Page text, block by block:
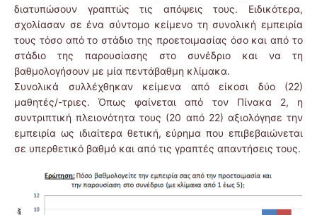
διατυπώσουν γραπτώς τις απόψεις τους. Ειδικότερα,
σχολίασαν σε ένα σύντομο κείμενο τη συνολική εμπειρία
τους τόσο από το στάδιο της προετοιμασίας όσο και από το
στάδιο της παρουσίασης στο συνέδριο και να τη
βαθμολογήσουν με μία πεντάβαθμη κλίμακα.
Συνολικά συλλέχθηκαν κείμενα από είκοσι δύο (22)
μαθητές/-τριες. Όπως φαίνεται από τον Πίνακα 2, η
συντριπτική πλειονότητα τους (20 από 22) αξιολόγησε την
εμπειρία ως ιδιαίτερα θετική, εύρημα που επιβεβαιώνεται
σε υπερθετικό βαθμό και από τις γραπτές απαντήσεις τους.